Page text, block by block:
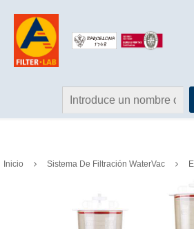
Inicio Sistema De Filtración WaterVac